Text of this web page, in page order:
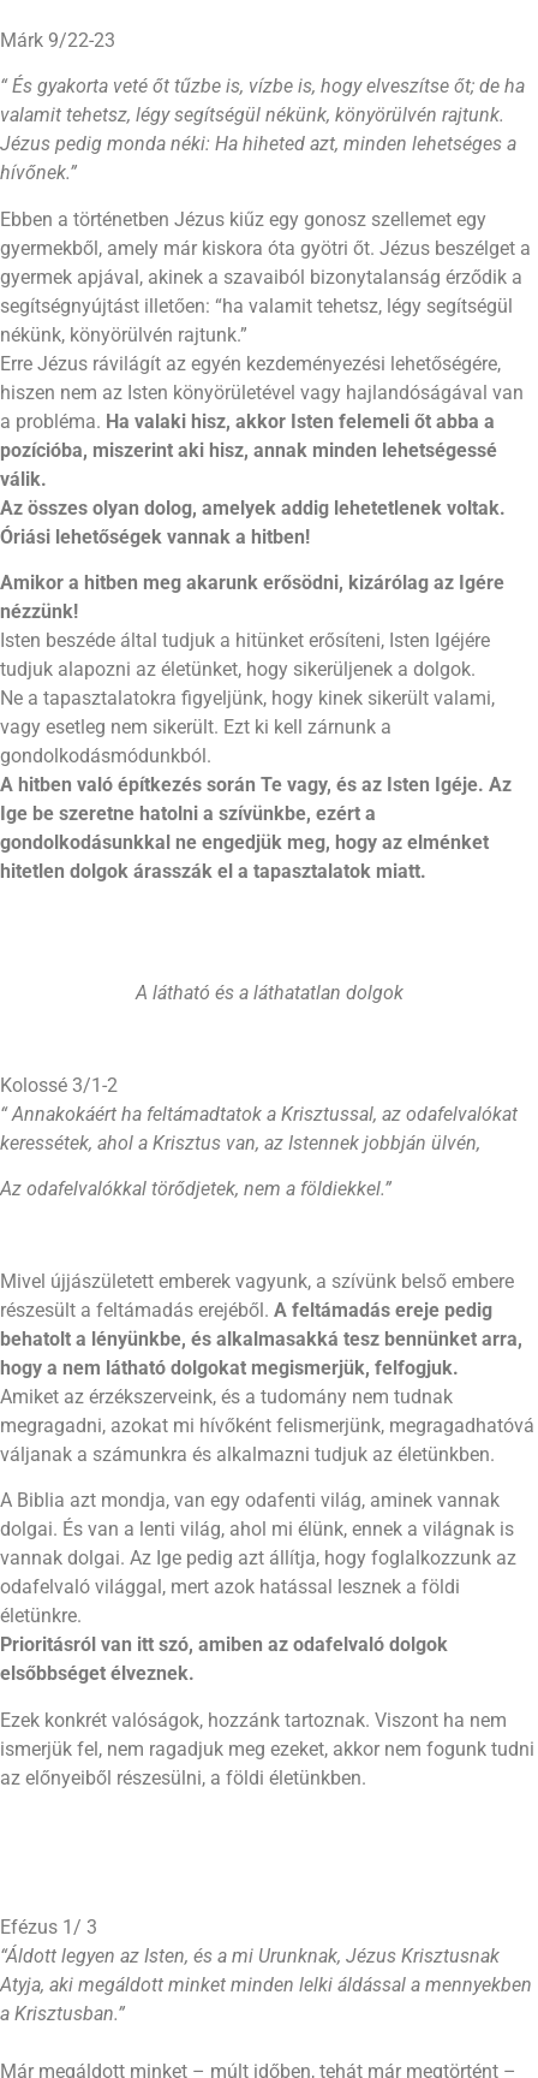
Márk 9/22-23
“ És gyakorta veté őt tűzbe is, vízbe is, hogy elveszítse őt; de ha
valamit tehetsz, légy segítségül nékünk, könyörülvén rajtunk.
Jézus pedig monda néki: Ha hiheted azt, minden lehetséges a
hívőnek.”
Ebben a történetben Jézus kiűz egy gonosz szellemet egy
gyermekből, amely már kiskora óta gyötri őt. Jézus beszélget a
gyermek apjával, akinek a szavaiból bizonytalanság érződik a
segítségnyújtást illetően: “ha valamit tehetsz, légy segítségül
nékünk, könyörülvén rajtunk.”
Erre Jézus rávilágít az egyén kezdeményezési lehetőségére,
hiszen nem az Isten könyörületével vagy hajlandóságával van
a probléma. Ha valaki hisz, akkor Isten felemeli őt abba a
pozícióba, miszerint aki hisz, annak minden lehetségessé
válik.
Az összes olyan dolog, amelyek addig lehetetlenek voltak.
Óriási lehetőségek vannak a hitben!
Amikor a hitben meg akarunk erősödni, kizárólag az Igére
nézzünk!
Isten beszéde által tudjuk a hitünket erősíteni, Isten Igéjére
tudjuk alapozni az életünket, hogy sikerüljenek a dolgok.
Ne a tapasztalatokra figyeljünk, hogy kinek sikerült valami,
vagy esetleg nem sikerült. Ezt ki kell zárnunk a
gondolkodásmódunkból.
A hitben való építkezés során Te vagy, és az Isten Igéje. Az
Ige be szeretne hatolni a szívünkbe, ezért a
gondolkodásunkkal ne engedjük meg, hogy az elménket
hitetlen dolgok árasszák el a tapasztalatok miatt.
A látható és a láthatatlan dolgok
Kolossé 3/1-2
“ Annakokáért ha feltámadtatok a Krisztussal, az odafelvalókat
keressétek, ahol a Krisztus van, az Istennek jobbján ülvén,
Az odafelvalókkal törődjetek, nem a földiekkel.”
Mivel újjászületett emberek vagyunk, a szívünk belső embere
részesült a feltámadás erejéből. A feltámadás ereje pedig
behatolt a lényünkbe, és alkalmasakká tesz bennünket arra,
hogy a nem látható dolgokat megismerjük, felfogjuk.
Amiket az érzékszerveink, és a tudomány nem tudnak
megragadni, azokat mi hívőként felismerjünk, megragadhatóvá
váljanak a számunkra és alkalmazni tudjuk az életünkben.
A Biblia azt mondja, van egy odafenti világ, aminek vannak
dolgai. És van a lenti világ, ahol mi élünk, ennek a világnak is
vannak dolgai. Az Ige pedig azt állítja, hogy foglalkozzunk az
odafelvaló világgal, mert azok hatással lesznek a földi
életünkre.
Prioritásról van itt szó, amiben az odafelvaló dolgok
elsőbbséget élveznek.
Ezek konkrét valóságok, hozzánk tartoznak. Viszont ha nem
ismerjük fel, nem ragadjuk meg ezeket, akkor nem fogunk tudni
az előnyeiből részesülni, a földi életünkben.
Efézus 1/ 3
“Áldott legyen az Isten, és a mi Urunknak, Jézus Krisztusnak
Atyja, aki megáldott minket minden lelki áldással a mennyekben
a Krisztusban.”
Már megáldott minket – múlt időben, tehát már megtörtént –